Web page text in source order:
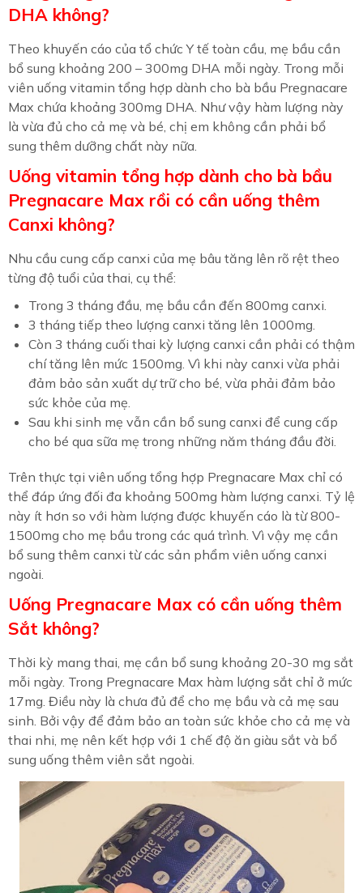
DHA không?
Theo khuyến cáo của tổ chức Y tế toàn cầu, mẹ bầu cần
bổ sung khoảng 200 – 300mg DHA mỗi ngày. Trong mỗi
viên uống vitamin tổng hợp dành cho bà bầu Pregnacare
Max chứa khoảng 300mg DHA. Như vậy hàm lượng này
là vừa đủ cho cả mẹ và bé, chị em không cần phải bổ
sung thêm dưỡng chất này nữa.
Uống vitamin tổng hợp dành cho bà bầu
Pregnacare Max rồi có cần uống thêm
Canxi không?
Nhu cầu cung cấp canxi của mẹ bâu tăng lên rõ rệt theo
từng độ tuổi của thai, cụ thể:
Trong 3 tháng đầu, mẹ bầu cần đến 800mg canxi.
3 tháng tiếp theo lượng canxi tăng lên 1000mg.
Còn 3 tháng cuối thai kỳ lượng canxi cần phải có thậm
chí tăng lên mức 1500mg. Vì khi này canxi vừa phải
đảm bảo sản xuất dự trữ cho bé, vừa phải đảm bảo
sức khỏe của mẹ.
Sau khi sinh mẹ vẫn cần bổ sung canxi để cung cấp
cho bé qua sữa mẹ trong những năm tháng đầu đời.
Trên thực tại viên uống tổng hợp Pregnacare Max chỉ có
thể đáp ứng đối đa khoảng 500mg hàm lượng canxi. Tỷ lệ
này ít hơn so với hàm lượng được khuyến cáo là từ 800-
1500mg cho mẹ bầu trong các quá trình. Vì vậy mẹ cần
bổ sung thêm canxi từ các sản phẩm viên uống canxi
ngoài.
Uống Pregnacare Max có cần uống thêm
Sắt không?
Thời kỳ mang thai, mẹ cần bổ sung khoảng 20-30 mg sắt
mỗi ngày. Trong Pregnacare Max hàm lượng sắt chỉ ở mức
17mg. Điều này là chưa đủ để cho mẹ bầu và cả mẹ sau
sinh. Bởi vậy để đảm bảo an toàn sức khỏe cho cả mẹ và
thai nhi, mẹ nên kết hợp với 1 chế độ ăn giàu sắt và bổ
sung uống thêm viên sắt ngoài.